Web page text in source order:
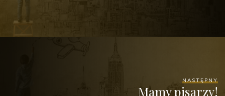
NASTĘPNY
Mamy pisarzy!